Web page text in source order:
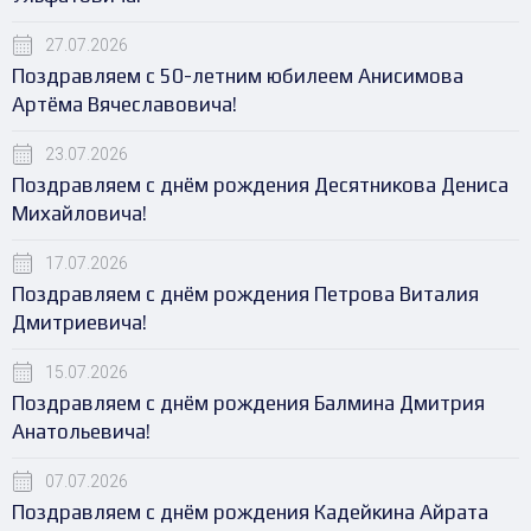
27.07.2026
Поздравляем с 50-летним юбилеем Анисимова
Артёма Вячеславовича!
23.07.2026
Поздравляем с днём рождения Десятникова Дениса
Михайловича!
17.07.2026
Поздравляем с днём рождения Петрова Виталия
Дмитриевича!
15.07.2026
Поздравляем с днём рождения Балмина Дмитрия
Анатольевича!
07.07.2026
Поздравляем с днём рождения Кадейкина Айрата